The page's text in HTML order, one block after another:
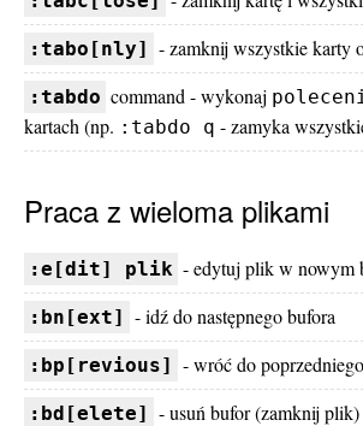
:tabo[nly] - zamknij wszystkie karty
:tabdo command - wykonaj
kartach (np. :tabdo q - zamyka
Praca z wieloma plikami
:e[dit] plik - edytuj plik w nowym
:bn[ext] - idź do następnego bufora
:bp[revious] - wróć do
:bd[elete] - usuń bufor (zamknij plik)